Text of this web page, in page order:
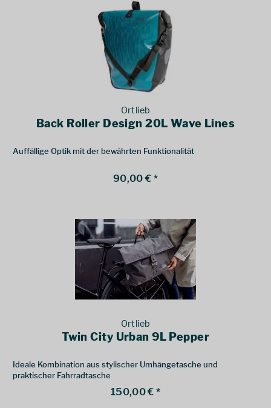
Ortlieb
Back Roller Design 20L Wave Lines
Auffällige Optik mit der bewährten Funktionalität
90,00 € *
Ortlieb
Twin City Urban 9L Pepper
Ideale Kombination aus stylischer Umhängetasche und
praktischer Fahrradtasche
150,00 € *